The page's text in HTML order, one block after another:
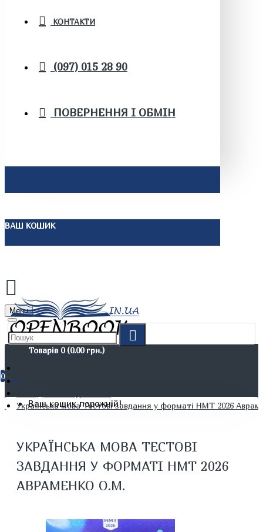
КОНТАКТИ
(097) 015 28 90
ПОВЕРНЕННЯ І ОБМІН
ВАШ КОШИК
Menu
Товарів 0 (0.00 грн.)
0
Ваш кошик порожній!
Дітям. Навчання та дозвілля
Українська мова Тестові завдання у форматі НМТ 2026
УКРАЇНСЬКА МОВА ТЕСТОВІ
ЗАВДАННЯ У ФОРМАТІ НМТ 2026
АВРАМЕНКО О.М.